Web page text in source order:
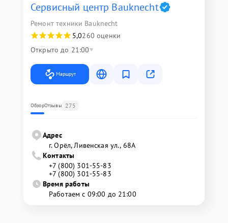
Сервисный центр Bauknecht
Ремонт техники Bauknecht
5,0260 оценки
Открыто до 21:00
Маршрут
ОбзорОтзывы 275
Адрес
г. Орёл, Ливенская ул., 68А
Контакты
+7 (800) 301-55-83
+7 (800) 301-55-83
Время работы
Работаем с 09:00 до 21:00